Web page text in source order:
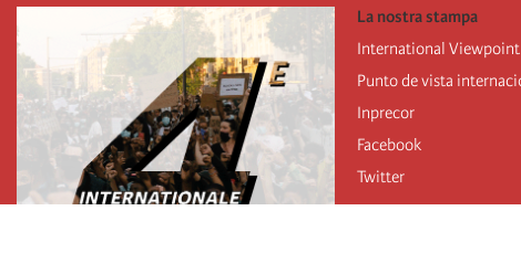
La nostra stampa
International Viewpoint
Punto de vista
Inprecor
Facebook
Twitter